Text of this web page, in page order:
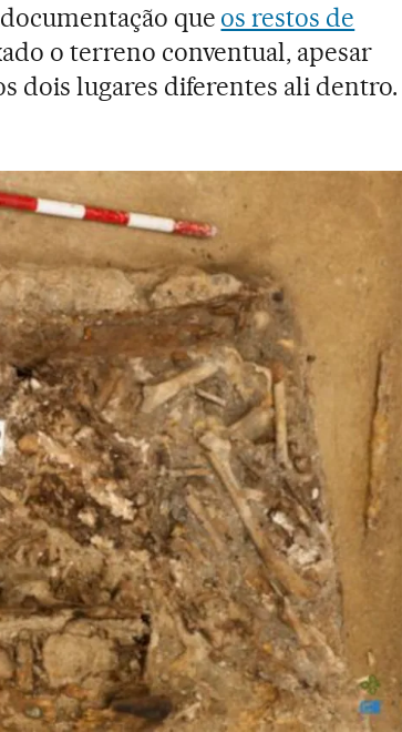
que os restos de
o terreno conventual, apesar
dois lugares diferentes ali dentro.